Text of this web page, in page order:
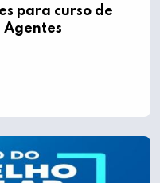
para curso de
Agentes